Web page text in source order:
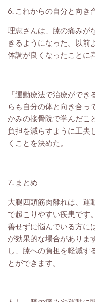
6. これからの自分と向き
理恵さんは、膝の痛みが
きるようになった。以前
体調が良くなったことに
「運動療法で治療がで
らも自分の体と向き合っ
かみの接骨院で学んだこ
負担を減らすように工夫
くことを決めた。
7. まとめ
大腿四頭筋肉離れは、運
で起こりやすい疾患です
善せずに悩んでいる方に
が効果的な場合がありま
し、膝への負担を軽減す
とができます。